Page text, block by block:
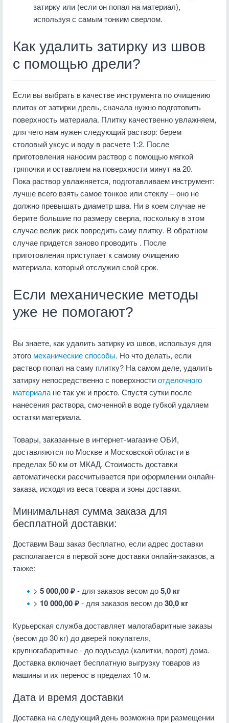
затирку или (если он попал на материал),
используя с самым тонким сверлом.
Как удалить затирку из швов
с помощью дрели?
Если вы выбрать в качестве инструмента по очищению
плиток от затирки дрель, сначала нужно подготовить
поверхность материала. Плитку качественно увлажняем,
для чего нам нужен следующий раствор: берем
столовый уксус и воду в расчете 1:2. После
приготовления наносим раствор с помощью мягкой
тряпочки и оставляем на поверхности минут на 20.
Пока раствор увлажняется, подготавливаем инструмент:
лучше всего взять самое тонкое или стеклу – оно не
должно превышать диаметр шва. Ни в коем случае не
берите большие по размеру сверла, поскольку в этом
случае велик риск повредить саму плитку. В обратном
случае придется заново проводить . После
приготовления приступает к самому очищению
материала, который отслужил свой срок.
Если механические методы
уже не помогают?
Вы знаете, как удалить затирку из швов, используя для
этого механические способы. Но что делать, если
раствор попал на саму плитку? На самом деле, удалить
затирку непосредственно с поверхностиотделочного
материала не так уж и просто. Спустя сутки после
нанесения раствора, смоченной в воде губкой удаляем
остатки материала.
Товары, заказанные в интернет-магазине ОБИ,
доставляются по Москве и Московской области в
пределах 50 км от МКАД. Стоимость доставки
автоматически рассчитывается при оформлении онлайн-
заказа, исходя из веса товара и зоны доставки.
Минимальная сумма заказа для
бесплатной доставки:
Доставим Ваш заказ бесплатно, если адрес доставки
располагается в первой зоне доставки онлайн-заказов, а
также:
> 5 000,00 ₽- для заказов весом до5,0 кг
> 10 000,00 ₽- для заказов весом до30,0 кг
Курьерская служба доставляет малогабаритные заказы
(весом до 30 кг) до дверей покупателя,
крупногабаритные - до подъезда (калитки, ворот) дома.
Доставка включает бесплатную выгрузку товаров из
машины и их перенос в пределах 10 м.
Дата и время доставки
Доставка на следующий день возможна при размещении